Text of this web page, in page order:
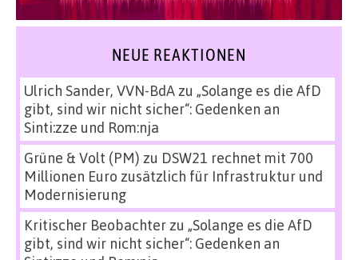
NEUE REAKTIONEN
Ulrich Sander, VVN-BdAzu „Solange es die AfD
gibt, sind wir nicht sicher“: Gedenken an
Sinti:zze und Rom:nja
Grüne & Volt (PM) zu DSW21 rechnet mit 700
Millionen Euro zusätzlich für Infrastruktur und
Modernisierung
Kritischer Beobachterzu „Solange es die AfD
gibt, sind wir nicht sicher“: Gedenken an